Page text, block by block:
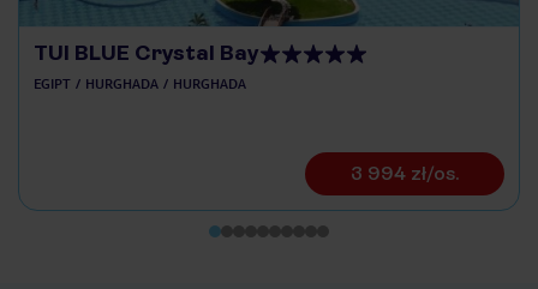
TUI BLUE Crystal Bay
EGIPT HURGHADA HURGHADA
3 994 zł/os.